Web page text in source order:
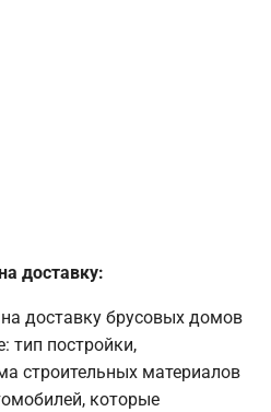
доставку:
доставку брусовых домов
тип постройки,
строительных материалов
которые